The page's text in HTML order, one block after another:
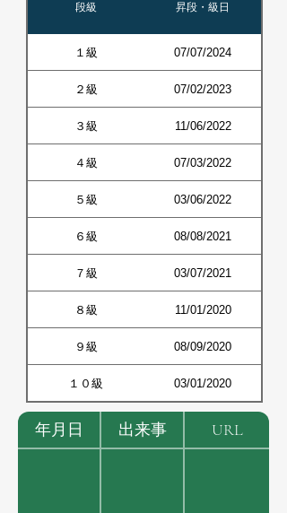
段級 昇段・級日
１級 07/07/2024
２級 07/02/2023
３級 11/06/2022
４級 07/03/2022
５級 03/06/2022
６級 08/08/2021
７級 03/07/2021
８級 11/01/2020
９級 08/09/2020
１０級 03/01/2020
年月日 出来事 URL